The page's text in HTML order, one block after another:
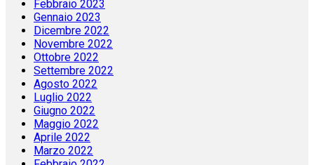
Febbraio 2023
Gennaio 2023
Dicembre 2022
Novembre 2022
Ottobre 2022
Settembre 2022
Agosto 2022
Luglio 2022
Giugno 2022
Maggio 2022
Aprile 2022
Marzo 2022